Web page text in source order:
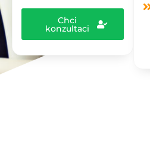
Chci
konzultaci